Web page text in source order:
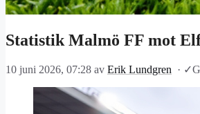
Statistik Malmö FF mot
10 juni 2026, 07:28 av Erik Lundgren · ✓